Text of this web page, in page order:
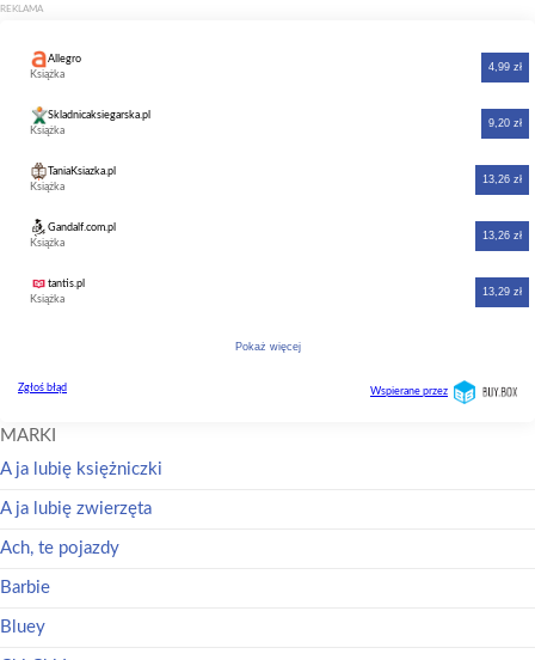
MARKI
A ja lubię księżniczki
A ja lubię zwierzęta
Ach, te pojazdy
Barbie
Bluey